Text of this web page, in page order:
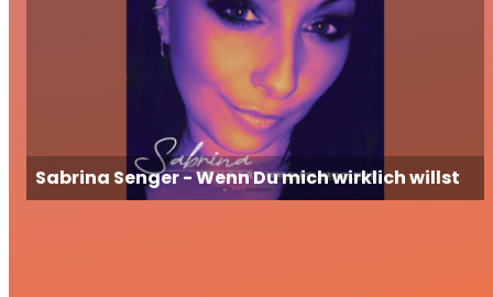
Sabrina Senger - Wenn Du mich wirklich willst